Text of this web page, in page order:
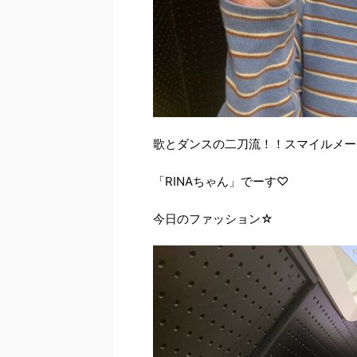
歌とダンスの二刀流！！スマイルメ
「RINAちゃん」でーす♡
今日のファッション☆